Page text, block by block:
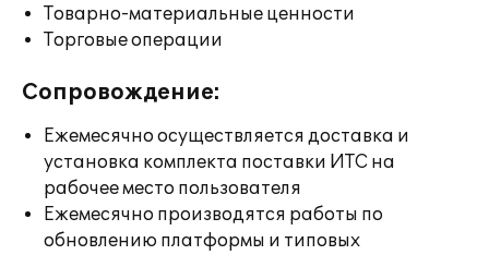
Товарно-материальные ценности
Торговые операции
Сопровождение:
Ежемесячно осуществляется доставка и
установка комплекта поставки ИТС на
рабочее место пользователя
Ежемесячно производятся работы по
обновлению платформы и типовых